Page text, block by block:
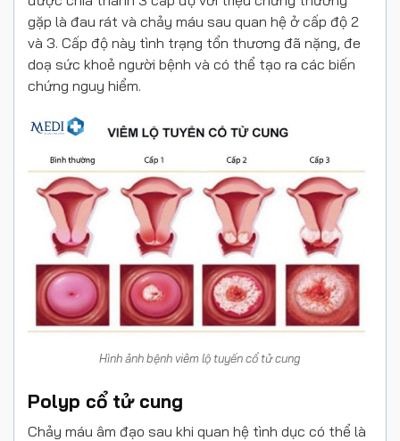
gặp là đau rát và chảy máu sau quan hệ ở cấp độ 2
và 3. Cấp độ này tình trạng tổn thương đã nặng, đe
doạ sức khoẻ người bệnh và có thể tạo ra các biến
chứng nguy hiểm.
Hình ảnh bệnh viêm lộ tuyến cổ tử cung
Polyp cổ tử cung
Chảy máu âm đạo sau khi quan hệ tình dục có thể là